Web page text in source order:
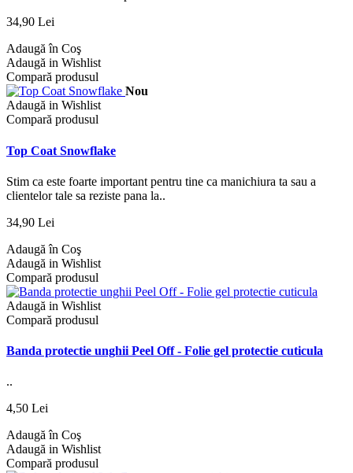
34,90 Lei
Adaugă în Coş
Adaugă in Wishlist
Compară produsul
Nou
Adaugă in Wishlist
Compară produsul
Top Coat Snowflake
Stim ca este foarte important pentru tine ca manichiura ta sau a
clientelor tale sa reziste pana la..
34,90 Lei
Adaugă în Coş
Adaugă in Wishlist
Compară produsul
Adaugă in Wishlist
Compară produsul
Banda protectie unghii Peel Off - Folie gel protectie cuticula
..
4,50 Lei
Adaugă în Coş
Adaugă in Wishlist
Compară produsul